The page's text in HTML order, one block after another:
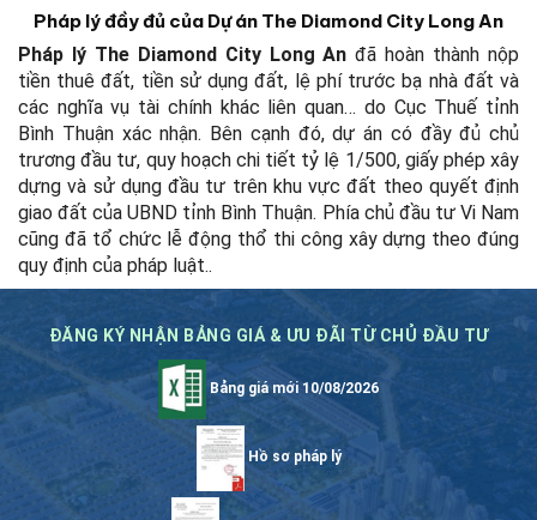
Pháp lý đầy đủ của Dự án The Diamond City Long An
Pháp lý The Diamond City Long An đã hoàn thành nộp
tiền thuê đất, tiền sử dụng đất, lệ phí trước bạ nhà đất và
các nghĩa vụ tài chính khác liên quan… do Cục Thuế tỉnh
Bình Thuận xác nhận. Bên cạnh đó, dự án có đầy đủ chủ
trương đầu tư, quy hoạch chi tiết tỷ lệ 1/500, giấy phép xây
dựng và sử dụng đầu tư trên khu vực đất theo quyết định
giao đất của UBND tỉnh Bình Thuận. Phía chủ đầu tư Vi Nam
cũng đã tổ chức lễ động thổ thi công xây dựng theo đúng
quy định của pháp luật..
ĐĂNG KÝ NHẬN BẢNG GIÁ & ƯU ĐÃI TỪ CHỦ ĐẦU TƯ
Bảng giá mới 10/08/2026
Hồ sơ pháp lý